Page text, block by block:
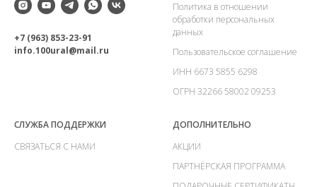
+7 (963) 853-23-91
info.100ural@mail.ru
Политика в отношении
обработки персональных
данных
Пользовательское соглашение
ИНН 6673 5855 6298
ОГРН 32266 58002 09253
СЛУЖБА ПОДДЕРЖКИ
СВЯЗАТЬСЯ С НАМИ
ДОПОЛНИТЕЛЬНО
АКЦИИ
ПАРТНЁРСКАЯ ПРОГРАММА